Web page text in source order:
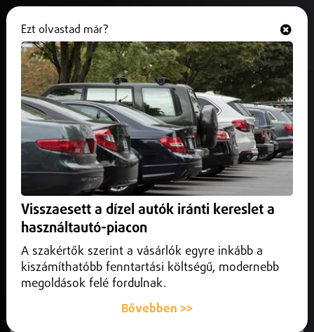
A Vármegyei Oktatókórház
főigazgatója visszautasítja Apáti
István vádjait
2026. június 26.Helyi
Határozottan visszautasította a Szabolcs-Szatmár-Bereg
országgyűlési képviselő parlamenti felszólalását,
amelyben a mátészalkai szülészet átmeneti szünetelésével
kapcsolatban a nyíregyházi orvosok munkamorálját
kérdőjelezte meg.
Ezt olvastad már?
Visszaesett a dízel autók iránti kereslet a
használtautó-piacon
A szakértők szerint a vásárlók egyre inkább a
kiszámíthatóbb fenntartási költségű, modernebb
megoldások felé fordulnak.
Bővebben >>